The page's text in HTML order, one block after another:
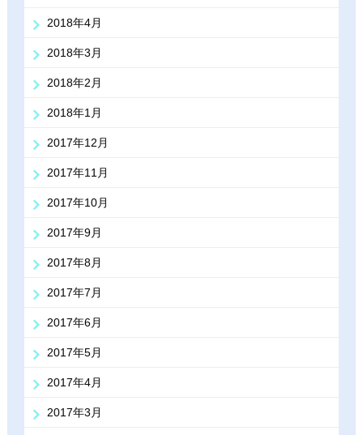
2018年4月
2018年3月
2018年2月
2018年1月
2017年12月
2017年11月
2017年10月
2017年9月
2017年8月
2017年7月
2017年6月
2017年5月
2017年4月
2017年3月